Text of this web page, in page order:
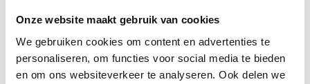
Onze website maakt gebruik van cookies
We gebruiken cookies om content en advertenties te
personaliseren, om functies voor social media te bieden
en om ons websiteverkeer te analyseren. Ook delen we
Productomschrijving